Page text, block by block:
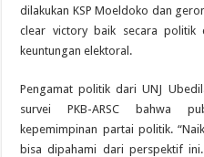
dilakukan KSP Moeldoko dan
clear victory baik secara politik
keuntungan elektoral.
Pengamat politik dari UNJ
survei PKB-ARSC bahwa
kepemimpinan partai politik.
bisa dipahami dari perspektif